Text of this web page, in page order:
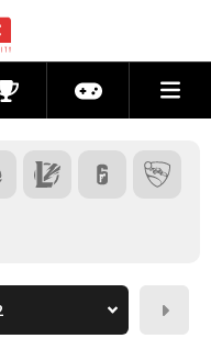
CompétitionsActu jeux